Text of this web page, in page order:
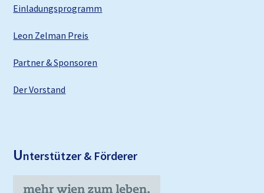
Einladungsprogramm
Leon Zelman Preis
Partner & Sponsoren
Der Vorstand
Unterstützer & Förderer